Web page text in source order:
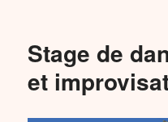
Stage de
et